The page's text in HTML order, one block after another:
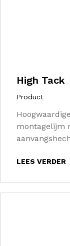
High Tack
Product
montagelijm
LEES VERDER